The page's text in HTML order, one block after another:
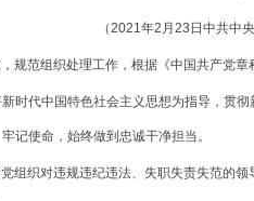
（2021年2月23日中共中
规范组织处理工作，根据《中国共产党
时代中国特色社会主义思想为指导，贯
记使命，始终做到忠诚干净担当。
组织对违规违纪违法、失职失责失范的